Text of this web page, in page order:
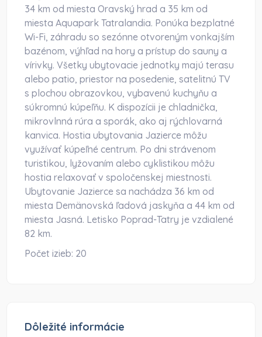
34 km od miesta Oravský hrad a 35 km od
miesta Aquapark Tatralandia. Ponúka bezplatné
Wi-Fi, záhradu so sezónne otvoreným vonkajším
bazénom, výhľad na hory a prístup do sauny a
vírivky. Všetky ubytovacie jednotky majú terasu
alebo patio, priestor na posedenie, satelitnú TV
s plochou obrazovkou, vybavenú kuchyňu a
súkromnú kúpeľňu. K dispozícii je chladnička,
mikrovlnná rúra a sporák, ako aj rýchlovarná
kanvica. Hostia ubytovania Jazierce môžu
využívať kúpeľné centrum. Po dni strávenom
turistikou, lyžovaním alebo cyklistikou môžu
hostia relaxovať v spoločenskej miestnosti.
Ubytovanie Jazierce sa nachádza 36 km od
miesta Demänovská ľadová jaskyňa a 44 km od
miesta Jasná. Letisko Poprad-Tatry je vzdialené
82 km.
Počet izieb: 20
Dôležité informácie